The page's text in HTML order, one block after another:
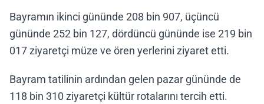
Bayramın ikinci gününde 208 bin 907, üçüncü
gününde 252 bin 127, dördüncü gününde ise 219 bin
017 ziyaretçi müze ve ören yerlerini ziyaret etti.
Bayram tatilinin ardından gelen pazar gününde de
118 bin 310 ziyaretçi kültür rotalarını tercih etti.